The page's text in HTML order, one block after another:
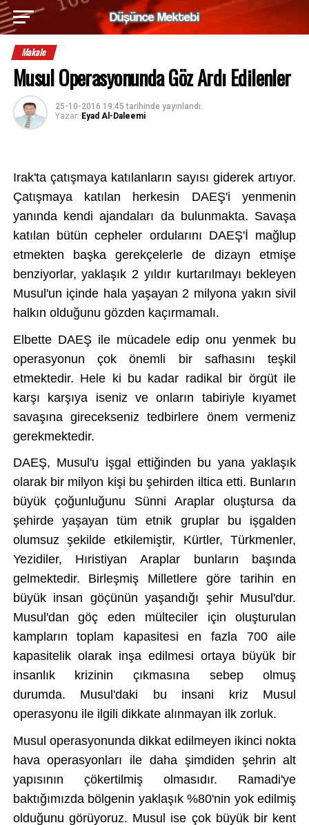
Makale
Musul Operasyonunda Göz Ardı Edilenler
25-10-2016 19:45 tarihinde yayınlandı.
Yazar: Eyad Al-Daleemi
Irak'ta çatışmaya katılanların sayısı giderek artıyor.
Çatışmaya katılan herkesin DAEŞ'i yenmenin
yanında kendi ajandaları da bulunmakta. Savaşa
katılan bütün cepheler ordularını DAEŞ'İ mağlup
etmekten başka gerekçelerle de dizayn etmişe
benziyorlar, yaklaşık 2 yıldır kurtarılmayı bekleyen
Musul'un içinde hala yaşayan 2 milyona yakın sivil
halkın olduğunu gözden kaçırmamalı.
Elbette DAEŞ ile mücadele edip onu yenmek bu
operasyonun çok önemli bir safhasını teşkil
etmektedir. Hele ki bu kadar radikal bir örgüt ile
karşı karşıya iseniz ve onların tabiriyle kıyamet
savaşına girecekseniz tedbirlere önem vermeniz
gerekmektedir.
DAEŞ, Musul'u işgal ettiğinden bu yana yaklaşık
olarak bir milyon kişi bu şehirden iltica etti. Bunların
büyük çoğunluğunu Sünni Araplar oluştursa da
şehirde yaşayan tüm etnik gruplar bu işgalden
olumsuz şekilde etkilemiştir, Kürtler, Türkmenler,
Yezidiler, Hıristiyan Araplar bunların başında
gelmektedir. Birleşmiş Milletlere göre tarihin en
büyük insan göçünün yaşandığı şehir Musul'dur.
Musul'dan göç eden mülteciler için oluşturulan
kampların toplam kapasitesi en fazla 700 aile
kapasitelik olarak inşa edilmesi ortaya büyük bir
insanl ık krizinin çıkmasına sebep olmuş
durumda.
Musul 'daki bu insani kriz Musul
operasyonu ile ilgili dikkate alınmayan ilk zorluk.
Musul operasyonunda dikkat edilmeyen ikinci nokta
hava operasyonları ile daha şimdiden şehrin alt
yapısının çökertilmiş olmasıdır. Ramadi'ye
baktığımızda bölgenin yaklaşık %80'nin yok edilmiş
olduğunu görüyoruz. Musul ise çok büyük bir kent